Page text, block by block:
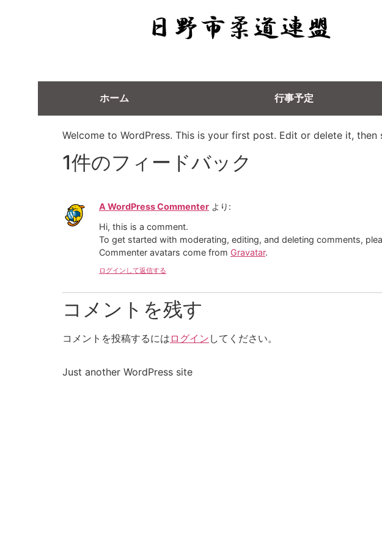
ホーム 行事予定
Welcome to WordPress. This is your first post. Edit or delete it,
1件のフィードバック
A WordPress Commenter より:
Hi, this is a comment.
To get started with moderating, editing, and deleting comments,
Commenter avatars come from Gravatar.
ログインして返信する
コメントを残す
コメントを投稿するには ログイン してください。
Just another WordPress site